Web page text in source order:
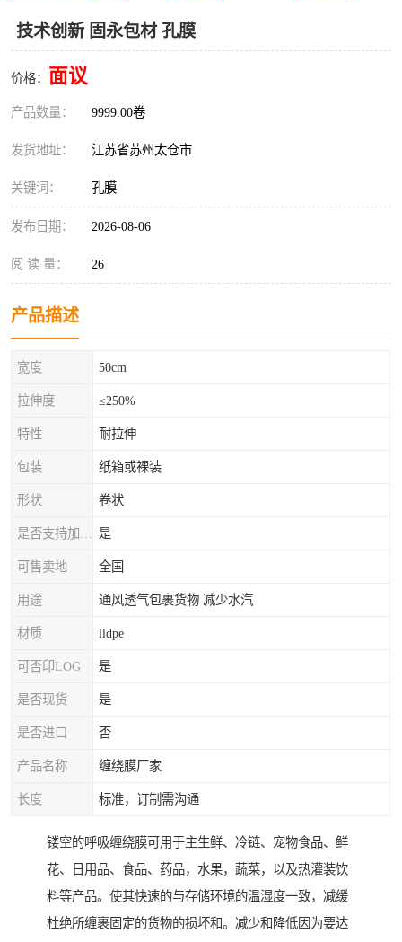
技术创新 固永包材 孔膜
价格： 面议
产品数量： 9999.00卷
发货地址： 江苏省苏州太仓市
关键词： 孔膜
发布日期： 2026-08-06
阅 读 量： 26
产品描述
宽度 50cm
拉伸度 ≤250%
特性 耐拉伸
包装 纸箱或裸装
形状 卷状
是
可售卖地 全国
用途 通风透气包裹货物 减少水汽
材质 lldpe
可否印LOG 是
是否现货 是
是否进口 否
产品名称 缠绕膜厂家
长度 标准，订制需沟通
镂空的呼吸缠绕膜可用于主生鲜、冷链、宠物食品、鲜
花、日用品、食品、药品，水果，蔬菜，以及热灌装饮
料等产品。使其快速的与存储环境的温湿度一致，减缓
杜绝所缠裹固定的货物的损坏和。减少和降低因为要达